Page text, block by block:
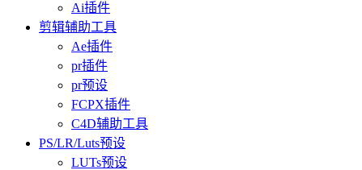
Ai插件
剪辑辅助工具
Ae插件
pr插件
pr预设
FCPX插件
C4D辅助工具
PS/LR/Luts预设
LUTs预设